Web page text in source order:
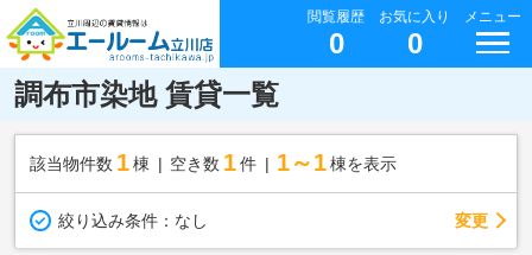
閲覧履歴
0
お気に入り
0
メニュー
調布市染地 賃貸一覧
該当物件数 1棟 空き数 1 件 1～1 棟を表示
絞り込み条件： なし 変更